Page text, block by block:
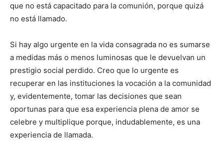
que no está capacitado para la comunión, porque quizá
no está llamado.
Si hay algo urgente en la vida consagrada no es sumarse
a medidas más o menos luminosas que le devuelvan un
prestigio social perdido. Creo que lo urgente es
recuperar en las instituciones la vocación a la comunidad
y, evidentemente, tomar las decisiones que sean
oportunas para que esa experiencia plena de amor se
celebre y multiplique porque, indudablemente, es una
experiencia de llamada.